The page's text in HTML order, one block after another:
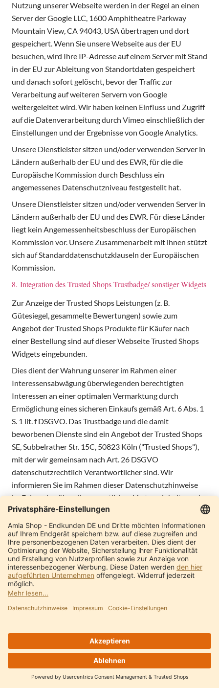
Nutzung unserer Webseite werden in der Regel an einen
Server der Google LLC, 1600 Amphitheatre Parkway
Mountain View, CA 94043, USA übertragen und dort
gespeichert. Wenn Sie unsere Webseite aus der EU
besuchen, wird Ihre IP-Adresse auf einem Server mit Stand
in der EU zur Ableitung von Standortdaten gespeichert
und danach sofort gelöscht, bevor der Traffic zur
Verarbeitung auf weiteren Servern von Google
weitergeleitet wird. Wir haben keinen Einfluss und Zugriff
auf die Datenverarbeitung durch Vimeo einschließlich der
Einstellungen und der Ergebnisse von Google Analytics.
Unsere Dienstleister sitzen und/oder verwenden Server in
Ländern außerhalb der EU und des EWR, für die die
Europäische Kommission durch Beschluss ein
angemessenes Datenschutzniveau festgestellt hat.
Unsere Dienstleister sitzen und/oder verwenden Server in
Ländern außerhalb der EU und des EWR. Für diese Länder
liegt kein Angemessenheitsbeschluss der Europäischen
Kommission vor. Unsere Zusammenarbeit mit ihnen stützt
sich auf Standarddatenschutzklauseln der Europäischen
Kommission.
8. Integration des Trusted Shops Trustbadge/ sonstiger Widgets
Zur Anzeige der Trusted Shops Leistungen (z. B.
Gütesiegel, gesammelte Bewertungen) sowie zum
Angebot der Trusted Shops Produkte für Käufer nach
einer Bestellung sind auf dieser Webseite Trusted Shops
Widgets eingebunden.
Dies dient der Wahrung unserer im Rahmen einer
Interessensabwägung überwiegenden berechtigten
Interessen an einer optimalen Vermarktung durch
Ermöglichung eines sicheren Einkaufs gemäß Art. 6 Abs. 1
S. 1 lit. f DSGVO. Das Trustbadge und die damit
beworbenen Dienste sind ein Angebot der Trusted Shops
SE, Subbelrather Str. 15C, 50823 Köln ("Trusted Shops"),
mit der wir gemeinsam nach Art. 26 DSGVO
datenschutzrechtlich Verantwortlicher sind. Wir
informieren Sie im Rahmen dieser Datenschutzhinweise
im Folgenden über die wesentlichen Vertragsinhalte nach
Art. 26 Abs. 2 DSGVO.
Im Rahmen der zwischen uns und der Trusted Shops SE
bestehenden gemeinsamen Verantwortlichkeit wenden
Sie sich bei Datenschutzfragen und zur Geltendmachung
Ihrer Rechte bitte bevorzugt an die Trusted Shops unter
Nutzung der in denDatenschutzinformationen
angegebenen Kontaktmöglichkeiten. Unabhängig davon
8.1 Datenverarbeitung bei Einbindung des Trustbadges/
sonstiger Widgets